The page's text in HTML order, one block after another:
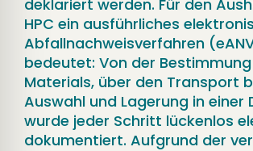
deklariert werden. Für den
HPC ein ausführliches
Abfallnachweisverfahren
bedeutet: Von der
Materials, über den Transport
Auswahl und Lagerung in einer
wurde jeder Schritt lückenlos
dokumentiert. Aufgrund der